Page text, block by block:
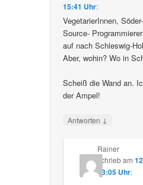
15:41 Uhr:
VegetarierInnen,
Source-
auf nach Schleswig-
Aber, wohin? Wo in
Scheiß die Wand an.
der Ampel!
Antworten ↓
Rainer
schriebam
23:05 Uhr: